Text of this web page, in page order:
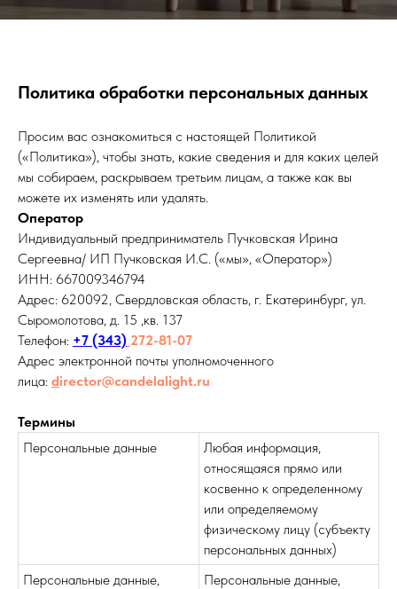
Политика обработки персональных данных
Просим вас ознакомиться с настоящей Политикой
(«Политика»), чтобы знать, какие сведения и для каких целей
мы собираем, раскрываем третьим лицам, а также как вы
можете их изменять или удалять.
Оператор
Индивидуальный предприниматель Пучковская Ирина
Сергеевна/ ИП Пучковская И.С. («мы», «Оператор»)
ИНН: 667009346794
Адрес: 620092, Свердловская область, г. Екатеринбург, ул.
Сыромолотова, д. 15 ,кв. 137
Телефон: +7 (343) 272-81-07
Адрес электронной почты уполномоченного
лица: director@candelalight.ru
Термины
Персональные данные
Любая информация,
относящаяся прямо или
косвенно к определенному
или определяемому
физическому лицу (субъекту
персональных данных)
Персональные данные,
Персональные данные,